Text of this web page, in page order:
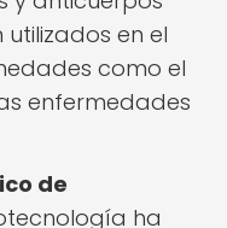
en el
como el
enfermedades
de
ha